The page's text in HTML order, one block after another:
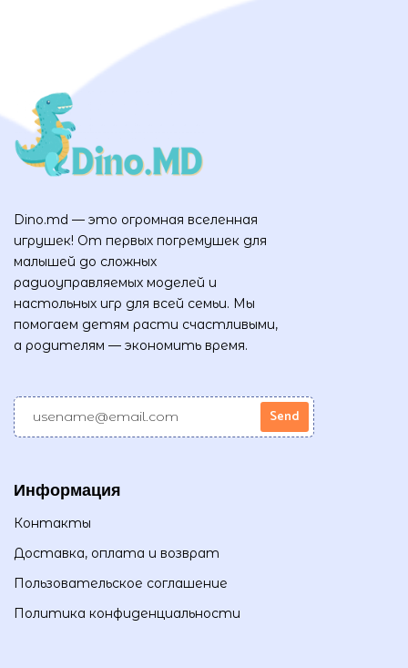
Dino.md — это огромная вселенная
игрушек! От первых погремушек для
малышей до сложных
радиоуправляемых моделей и
настольных игр для всей семьи. Мы
помогаем детям расти счастливыми,
а родителям — экономить время.
Информация
Контакты
Доставка, оплата и возврат
Пользовательское соглашение
Политика конфиденциальности